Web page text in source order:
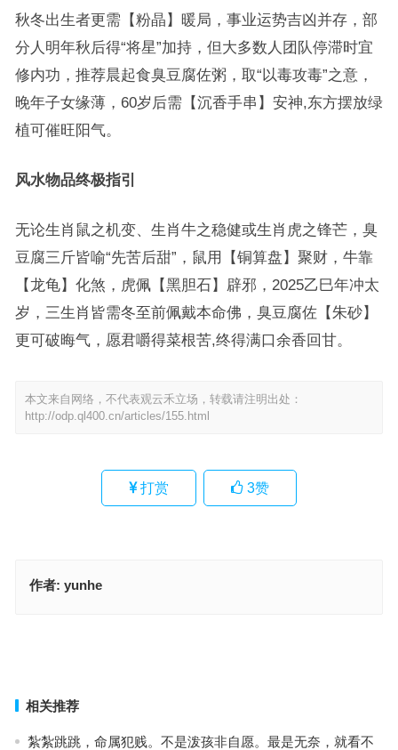
秋冬出生者更需【粉晶】暖局，事业运势吉凶并存，部
分人明年秋后得“将星”加持，但大多数人团队停滞时宜
修内功，推荐晨起食臭豆腐佐粥，取“以毒攻毒”之意，
晚年子女缘薄，60岁后需【沉香手串】安神,东方摆放绿
植可催旺阳气。
风水物品终极指引
无论生肖鼠之机变、生肖牛之稳健或生肖虎之锋芒，臭
豆腐三斤皆喻“先苦后甜”，鼠用【铜算盘】聚财，牛靠
【龙龟】化煞，虎佩【黑胆石】辟邪，2025乙巳年冲太
岁，三生肖皆需冬至前佩戴本命佛，臭豆腐佐【朱砂】
更可破晦气，愿君嚼得菜根苦,终得满口余香回甘。
本文来自网络，不代表观云禾立场，转载请注明出处：
http://odp.ql400.cn/articles/155.html
打赏 3赞
作者: yunhe
相关推荐
紮紮跳跳，命属犯贱。不是泼孩非自愿。最是无奈，就看不